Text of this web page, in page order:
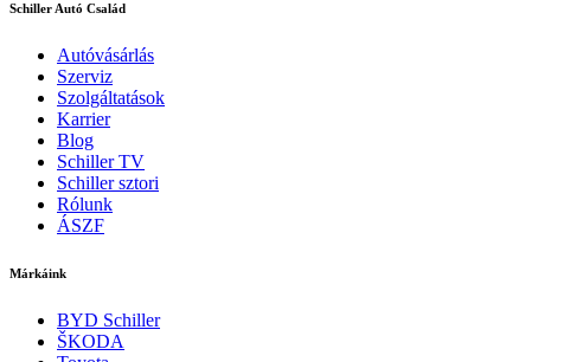
Schiller Autó Család
Autóvásárlás
Szerviz
Szolgáltatások
Karrier
Blog
Schiller TV
Schiller sztori
Rólunk
ÁSZF
Márkáink
BYD Schiller
ŠKODA